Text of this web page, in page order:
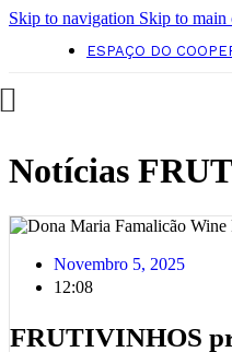
Skip to navigation Skip to main
ESPAÇO DO
Notícias
Novembro 5, 2025
12:08
FRUTIVINHOS